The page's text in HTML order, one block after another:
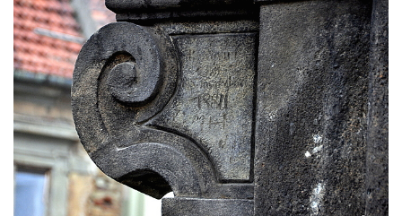
Sloup Panny Marie v Horní Libchavě
Sloup Panny Marie v Markvarticích
Sloup Panny Marie v Hodkovicích nad
Mohelkou
Sloup Panny Marie v Českém Dubu
Sloup s kaplicí (boží muka) u silnice do
Petrovic
Sloup Panny Marie v Osečné